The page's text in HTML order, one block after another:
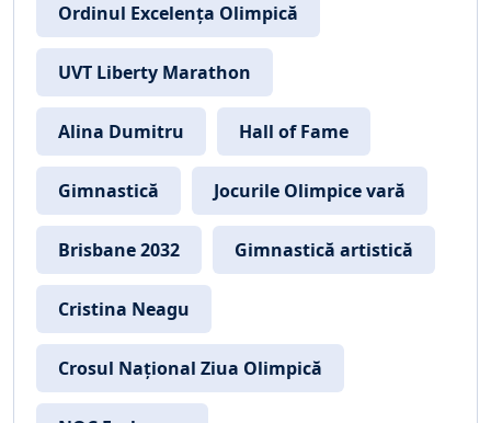
Ordinul Excelența Olimpică
UVT Liberty Marathon
Alina Dumitru Hall of Fame
Gimnastică Jocurile Olimpice vară
Brisbane 2032 Gimnastică artistică
Cristina Neagu
Crosul Național Ziua Olimpică